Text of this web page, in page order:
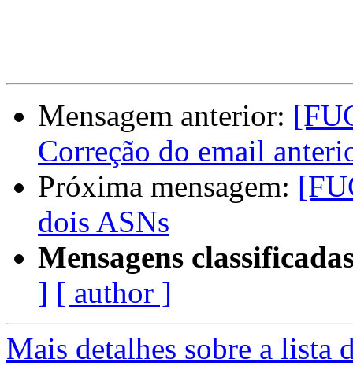
Mensagem anterior:
Correção do email
Próxima mensagem:
dois ASNs
Mensagens
] [ author ]
Mais detalhes sobre a lista